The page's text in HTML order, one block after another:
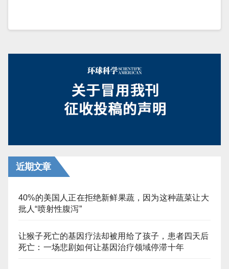
近期文章
40%的美国人正在拒绝新鲜果蔬，因为这种蔬菜让大
批人“喷射性腹泻”
让猴子死亡的基因疗法却被用给了孩子，患者四天后
死亡：一场悲剧如何让基因治疗领域停滞十年